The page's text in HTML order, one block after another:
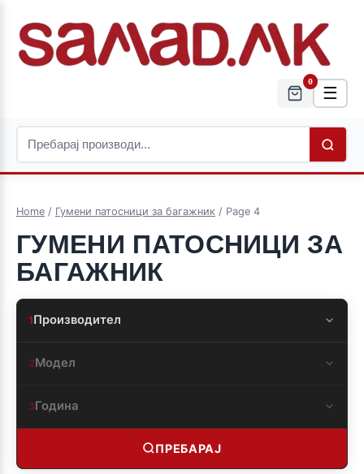
0
☰
Home / Гумени патосници за багажник / Page 4
ГУМЕНИ ПАТОСНИЦИ ЗА
БАГАЖНИК
1Производител
2Модел
3Година
ПРЕБАРАЈ